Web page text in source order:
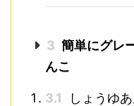
3 簡単にグレ
んこ
3.1 しょうゆあ